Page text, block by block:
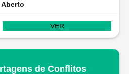
Aberto
VER
de Conflitos